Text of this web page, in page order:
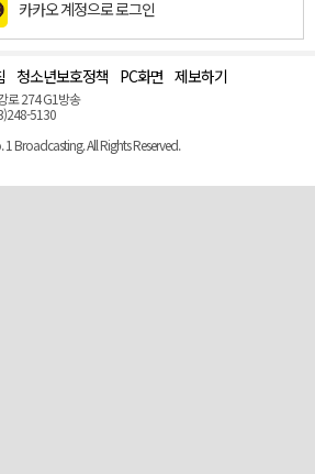
카카오 계정으로 로그인
청소년보호정책 PC화면 제보하기
로 274 G1방송
5130
Broadcasting. All Rights Reserved.